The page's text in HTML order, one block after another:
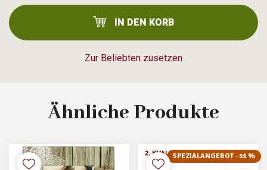
Zur Beliebten zusetzen
IN DEN KORB
Ähnliche Produkte
SPEZIALANGEBOT -51 %